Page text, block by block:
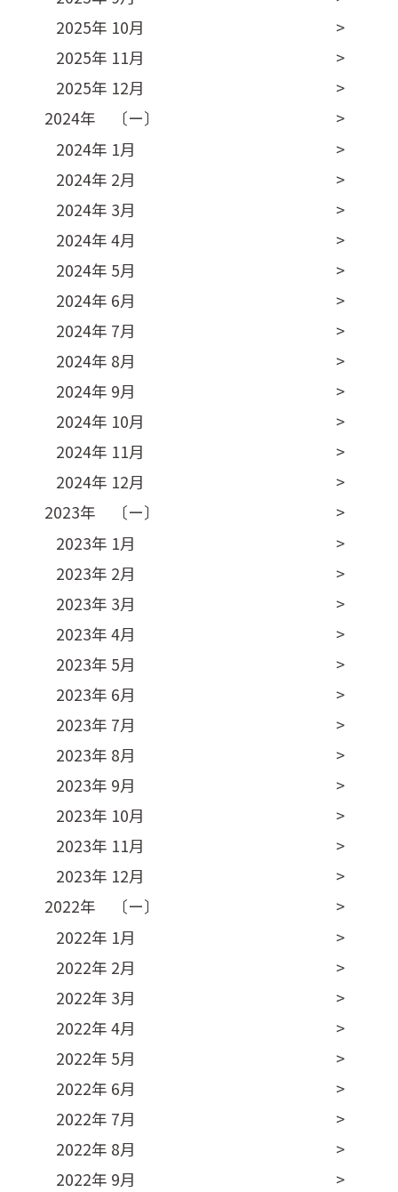
2025年 10月
2025年 11月
2025年 12月
2024年 〔ー〕
2024年 1月
2024年 2月
2024年 3月
2024年 4月
2024年 5月
2024年 6月
2024年 7月
2024年 8月
2024年 9月
2024年 10月
2024年 11月
2024年 12月
2023年 〔ー〕
2023年 1月
2023年 2月
2023年 3月
2023年 4月
2023年 5月
2023年 6月
2023年 7月
2023年 8月
2023年 9月
2023年 10月
2023年 11月
2023年 12月
2022年 〔ー〕
2022年 1月
2022年 2月
2022年 3月
2022年 4月
2022年 5月
2022年 6月
2022年 7月
2022年 8月
2022年 9月